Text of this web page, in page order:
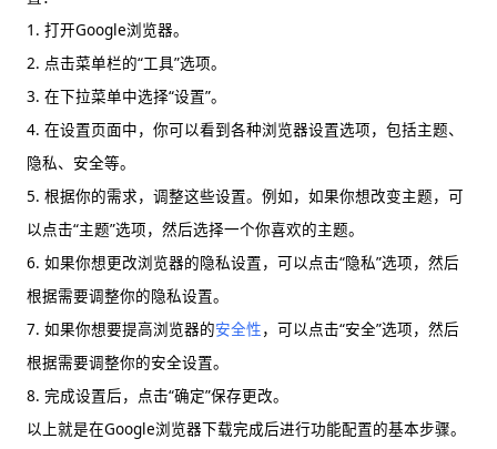
1. 打开Google浏览器。
2. 点击菜单栏的“工具”选项。
3. 在下拉菜单中选择“设置”。
4. 在设置页面中，你可以看到各种浏览器设置选项，包括主题、
隐私、安全等。
5. 根据你的需求，调整这些设置。例如，如果你想改变主题，可
以点击“主题”选项，然后选择一个你喜欢的主题。
6. 如果你想更改浏览器的隐私设置，可以点击“隐私”选项，然后
根据需要调整你的隐私设置。
7. 如果你想要提高浏览器的安全性，可以点击“安全”选项，然后
根据需要调整你的安全设置。
8. 完成设置后，点击“确定”保存更改。
以上就是在Google浏览器下载完成后进行功能配置的基本步骤。